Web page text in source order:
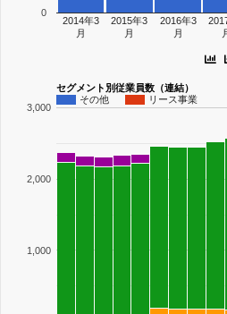
2014年3
月
2015年3
月
2016年3
月
0
セグメント別従業員数（連結）
その他
リース事業
1,000
2,000
3,000